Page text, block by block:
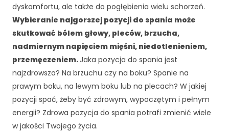
dyskomfortu, ale także do pogłębienia wielu schorzeń.
Wybieranie najgorszej pozycji do spania może
skutkować bólem głowy, pleców, brzucha,
nadmiernym napięciem mięśni, niedotlenieniem,
przemęczeniem.Jaka pozycja do spania jest
najzdrowsza? Na brzuchu czy na boku? Spanie na
prawym boku, na lewym boku lub na plecach? W jakiej
pozycji spać, żeby być zdrowym, wypoczętym i pełnym
energii? Zdrowa pozycja do spania potrafi zmienić wiele
w jakości Twojego życia.